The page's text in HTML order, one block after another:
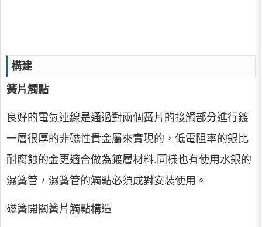
構建
簧片觸點
良好的電氣連線是通過對兩個簧片的接觸部分進行鍍
一層很厚的非磁性貴金屬來實現的，低電阻率的銀比
耐腐蝕的金更適合做為鍍層材料.同樣也有使用水銀的
濕簧管，濕簧管的觸點必須成對安裝使用。
磁簧開關簧片觸點構造